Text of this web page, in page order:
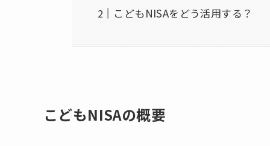
こどもNISAをどう活用する？
こどもNISAの概要